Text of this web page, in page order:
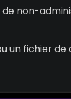
non-
un fichier de